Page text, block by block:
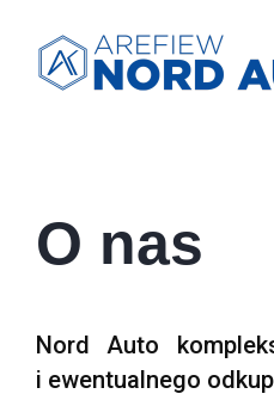
O nas
Nord Auto
i ewentualnego